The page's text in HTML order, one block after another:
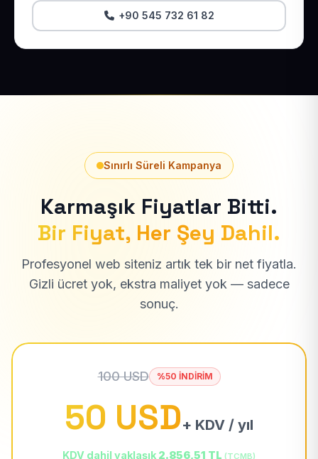
+90 545 732 61 82
Sınırlı Süreli Kampanya
Karmaşık Fiyatlar Bitti.
Bir Fiyat, Her Şey Dahil.
Profesyonel web siteniz artık tek bir net fiyatla.
Gizli ücret yok, ekstra maliyet yok — sadece
sonuç.
100 USD %50 İNDİRİM
50 USD+ KDV / yıl
KDV dahil yaklaşık 2.856,51 TL (TCMB)